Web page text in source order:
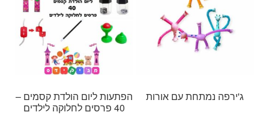
ג'ירפה נמתחת עם אורות
הפתעות ליום הולדת קסמים –
40 פרסים לחלוקה לילדים